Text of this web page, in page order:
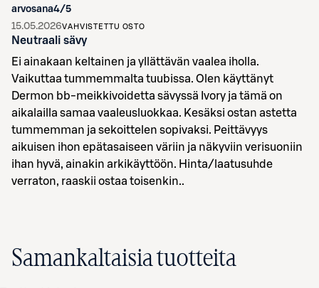
arvosana4/5
15.05.2026VAHVISTETTU OSTO
Neutraali sävy
Ei ainakaan keltainen ja yllättävän vaalea iholla.
Vaikuttaa tummemmalta tuubissa. Olen käyttänyt
Dermon bb-meikkivoidetta sävyssä Ivory ja tämä on
aikalailla samaa vaaleusluokkaa. Kesäksi ostan astetta
tummemman ja sekoittelen sopivaksi. Peittävyys
aikuisen ihon epätasaiseen väriin ja näkyviin verisuoniin
ihan hyvä, ainakin arkikäyttöön. Hinta/laatusuhde
verraton, raaskii ostaa toisenkin..
Samankaltaisia tuotteita